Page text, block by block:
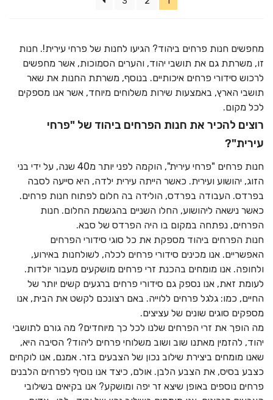
מחפשים חנות פרחים ביהוד? הגיעו לחנות של פרחי עירית!. חנות
זו, משרתת גם את תושבי יהוד, והערים הסמוכות, אשר מחפשים
לרכוש סידורי פרחים איכותיים. בנוסף, משרתת החנות את שאר
תושבי הארץ, באמצעות שירות משלוחים מיוחד, אשר אנו מספקים
לכל מקום.
רוצים להכיר את חנות הפרחים ביהוד של "פרחי
עירית"?
חנות פרחים "פרחי עירית", הוקמה לפני יותר מ40 שנה, על ידי בני
הזוג, יהושוע ועירית. כאשר הייתה עירית ילדה, היא סייעה לסבה
בפרדס. העבודה בפרדס, הולידה בה חלום לפתוח חנות פרחים.
כאשר נישאה ליהושוע, החלו השניים בהגשמת החלום. חנות
הפרחים, נפתחה במקום בו היה הפרדס של סבא.
חנות הפרחים ביהוד מספקת את כל סוגי סידורי הפרחים
האפשריים. אנו מכינים סידורי פרחים לכלה, לשולחנות באירוע,
ולחופה. אנו מומחים בהכנת זרי פרחים מושקעים מעבור יולדות.
לעומת זאת, אנו נספק גם סידורי פרחים ברגעים קשים יותר של
החיים, כמו: גלגל פרחים ללוייה. באם רצונכם לקשט את הבית, אנו
מספקים סוגים שונים של עציצים.
מה הופך את זרי הפרחים שלנו לכל כך מיוחדים? מה גורם לתושבי
יהוד, להזמין מאתנו שוב ושוב משלוחי פרחים ליהוד? הסיבה היא,
שאנו מומחים ביצירת שילוב נכון של הצבעים בזר. אמנם, אנו לוקחים
כצבע בסיס, את הצבע הלבן. אולם, כיצד אנו נוסיף לפרחים הלבנים
פרחים נוספים באופן שיצא זר יפה ומושקע? אנו בקיאים בשילובי